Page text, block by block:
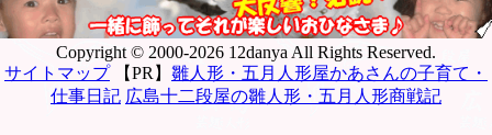
Copyright © 2000-2026 12danya All Rights Reserved.
サイトマップ
【PR】 雛人形・五月人形屋かあさんの子育て・
仕事日記 広島十二段屋の雛人形・五月人形商戦記